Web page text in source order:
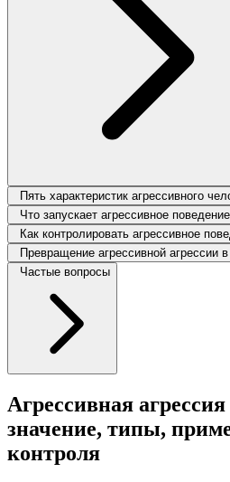
Пять характеристик агрессивного
Что запускает агрессивное
Как контролировать агрессивное
Превращение агрессивной агрессии
Частые вопросы
Агрессивная
значение, типы,
контроля